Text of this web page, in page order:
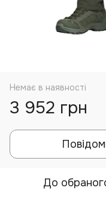
Немає в наявності
3 952 грн
До